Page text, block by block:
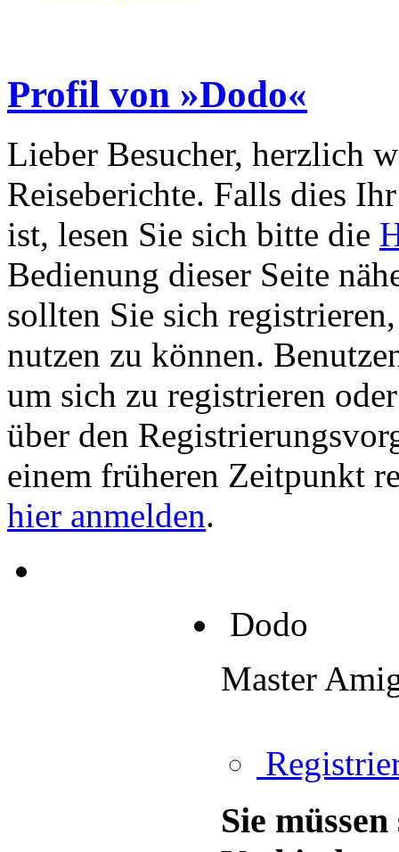
Profil von »Dodo«
Lieber Besucher, herzlich
Reiseberichte. Falls dies
ist, lesen Sie sich bitte die
Bedienung dieser Seite
sollten Sie sich
nutzen zu können.
um sich zu registrieren
über den
einem früheren Zeitpunkt
hier anmelden.
Dodo
Master
Sie